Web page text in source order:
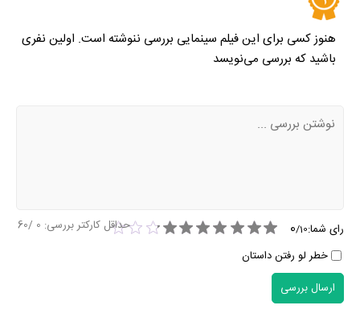
هنوز کسی برای این فیلم سینمایی بررسی ننوشته است. اولین نفری
باشید که بررسی می‌نویسد
رای شما: 0/10
خطر لو رفتن داستان
حداقل کارکتر بررسی: 0
/60
ارسال بررسی